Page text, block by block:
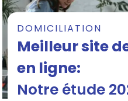
DOMICILIATION
Meilleur site
en ligne:
Notre étude